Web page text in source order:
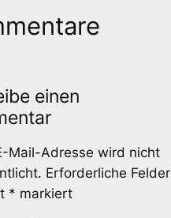
einen
Mail-Adresse wird nicht
Erforderliche Felder
* markiert